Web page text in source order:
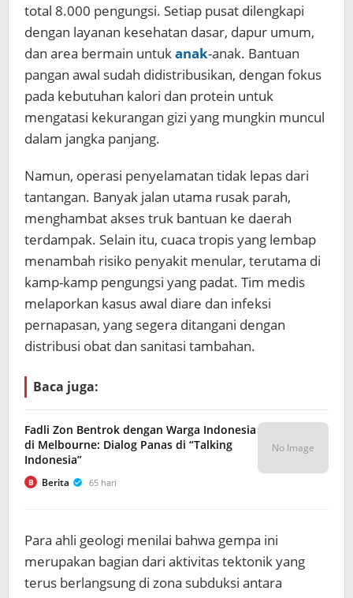
total 8.000 pengungsi. Setiap pusat dilengkapi
dengan layanan kesehatan dasar, dapur umum,
dan area bermain untukanak-anak. Bantuan
pangan awal sudah didistribusikan, dengan fokus
pada kebutuhan kalori dan protein untuk
mengatasi kekurangan gizi yang mungkin muncul
dalam jangka panjang.
Namun, operasi penyelamatan tidak lepas dari
tantangan. Banyak jalan utama rusak parah,
menghambat akses truk bantuan ke daerah
terdampak. Selain itu, cuaca tropis yang lembap
menambah risiko penyakit menular, terutama di
kamp-kamp pengungsi yang padat. Tim medis
melaporkan kasus awal diare dan infeksi
pernapasan, yang segera ditangani dengan
distribusi obat dan sanitasi tambahan.
Baca juga:
Fadli Zon Bentrok dengan Warga Indonesia
di Melbourne: Dialog Panas di “Talking
Indonesia”
B Berita 65 hari
No Image
Para ahli geologi menilai bahwa gempa ini
merupakan bagian dari aktivitas tektonik yang
terus berlangsung di zona subduksi antara